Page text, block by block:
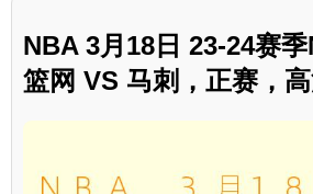
NBA 3月18日 23-24赛
篮网 VS 马刺，正赛，